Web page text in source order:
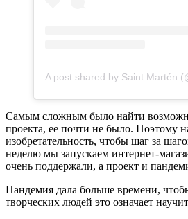
Самым сложным было найти
проекта, ее почти не было. Поэтому
изобретательность, чтобы шаг за
неделю мы запускаем интернет-
очень поддержали, а проект и
Пандемия дала больше времени,
творческих людей это означает